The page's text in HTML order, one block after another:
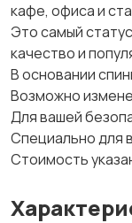
кафе, офиса и
Это самый
качество и
В основании
Возможно
Для вашей
Специально для
Стоимость